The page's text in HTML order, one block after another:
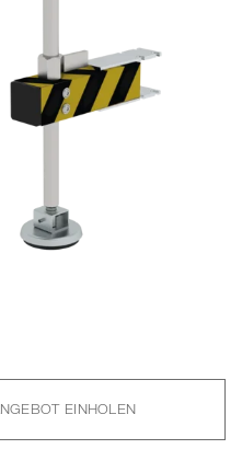
EINHOLEN